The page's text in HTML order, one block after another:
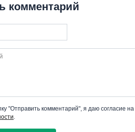
комментарий
"Отправить комментарий", я даю согласие на
.